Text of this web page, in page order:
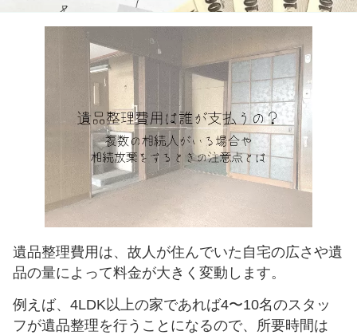
遺品整理費用は、故人が住んでいた自宅の広さや遺
品の量によって料金が大きく変動します。
例えば、4LDK以上の家であれば4〜10名のスタッ
フが遺品整理を行うことになるので、所要時間は
個別設定
スクリーンリーダー
サイト内の文章を音声で読み上げ
テキストリーダー
選択した文章を音声で読み上げ
仮想キーボード
フォーム入力でキーボードを表示
キーボード操作ハイライト
キーボードで操作中の要素を強調表示
音声操作
音声でサイトを操作（Google Chrome推奨）
色の彩度
低彩度・高彩度・白黒